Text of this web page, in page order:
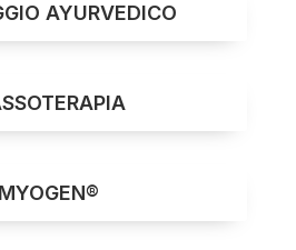
AYURVEDICO
MYOGEN®